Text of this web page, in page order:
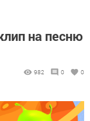
на песню
982 0 0